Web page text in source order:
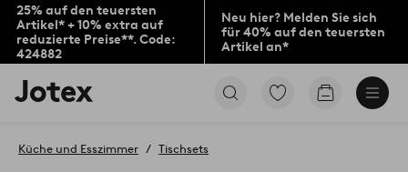
25% auf den teuersten
Artikel* + 10% extra auf
reduzierte Preise**. Code:
424882
Neu hier? Melden Sie sich
für 40% auf den teuersten
Artikel an*
Jotex-
Logo
Startseite
Zu
Zum
Küche und Esszimmer Tischsets